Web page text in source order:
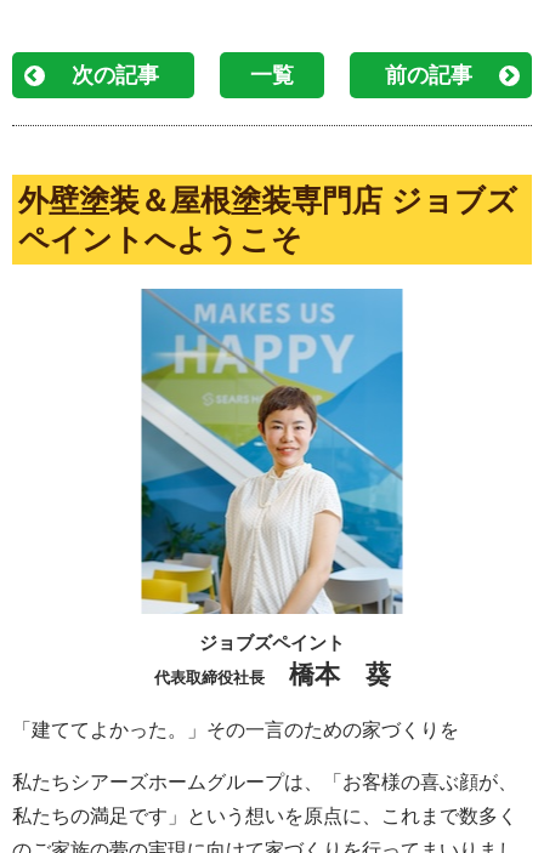
次の記事 一覧 前の記事
外壁塗装＆屋根塗装専門店 ジョブズ
ペイントへようこそ
ジョブズペイント
代表取締役社長 橋本 葵
「建ててよかった。」その一言のための家づくりを
私たちシアーズホームグループは、「お客様の喜ぶ顔が、
私たちの満足です」という想いを原点に、これまで数多く